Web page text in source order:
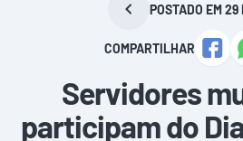
POSTADO EM 29
COMPARTILHAR
Servidores
participam do